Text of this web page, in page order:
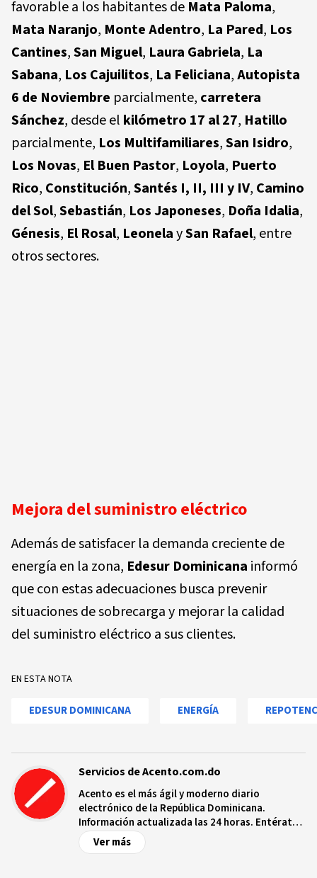
favorable a los habitantes de Mata Paloma,
Mata Naranjo, Monte Adentro, La Pared, Los
Cantines,San Miguel, Laura Gabriela, La
Sabana, Los Cajuilitos, La Feliciana,Autopista
6 de Noviembre parcialmente, carretera
Sánchez, desde el kilómetro 17 al 27, Hatillo
parcialmente, Los Multifamiliares,San Isidro,
Los Novas, El Buen Pastor, Loyola, Puerto
Rico, Constitución,Santés I, II, III y IV, Camino
del Sol,Sebastián, Los Japoneses, Doña Idalia,
Génesis, El Rosal, LeonelaySan Rafael, entre
otros sectores.
Mejora del suministro eléctrico
Además de satisfacer la demanda creciente de
energía en la zona, Edesur Dominicana informó
que con estas adecuaciones busca prevenir
situaciones de sobrecarga y mejorar la calidad
del suministro eléctrico a sus clientes.
EN ESTA NOTA
EDESUR DOMINICANA ENERGÍA
Servicios de Acento.com.do
Acento es el más ágil y moderno diario
electrónico de la República Dominicana.
Información actualizada las 24 horas. Entérate
de las noticias y sucesos más importantes a
nivel nacional e internacional, videos y fotos
Ver más